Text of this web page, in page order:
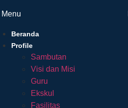
Menu
Beranda
Profile
Sambutan
Visi dan Misi
Guru
Ekskul
Fasilitas